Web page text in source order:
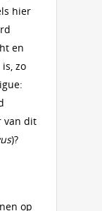
hier
en
zo
van dit
)?
op